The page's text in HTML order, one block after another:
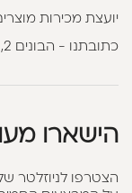
יועצת מכירות
כתובתנו - הבונים 2, נתניה
הישארו
הצטרפו לניוזלטר